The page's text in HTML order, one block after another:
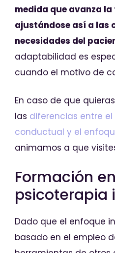
medida que avanza
ajustándose así a las
necesidades del
adaptabilidad es
cuando el motivo de
En caso de que
las diferencias entre
conductual y el
animamos a que
Formación en
psicoterapia
Dado que el enfoque
basado en el empleo